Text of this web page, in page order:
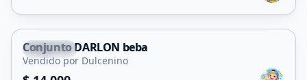
Capital
Conjunto DARLON beba
Vendido por Dulcenino